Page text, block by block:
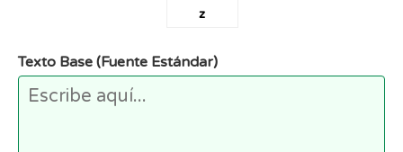
z
Texto Base (Fuente Estándar)